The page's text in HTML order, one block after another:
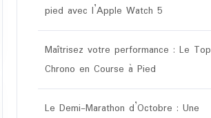
pied avec l’Apple Watch 5
Maîtrisez votre performance : Le Top
Chrono en Course à Pied
Le Demi-Marathon d’Octobre : Une